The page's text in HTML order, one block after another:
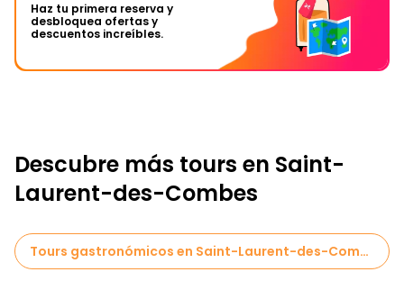
Haz tu primera reserva y
desbloquea ofertas y
descuentos increíbles.
Descubre más tours en Saint-
Laurent-des-Combes
Tours gastronómicos en Saint-Laurent-des-Combes